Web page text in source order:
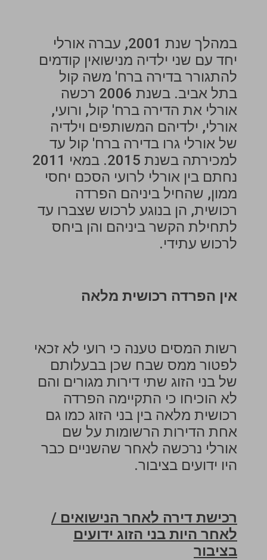
במהלך שנת 2001, עברה אורלי
יחד עם שני ילדיה מנישואין קודמים
להתגורר בדירה ברח' משה קול
בתל אביב. בשנת 2006 רכשה
אורלי את הדירה ברח' קול, ורועי,
אורלי, ילדיהם המשותפים וילדיה
של אורלי גרו בדירה ברח' קול עד
למכירתה בשנת 2015. במאי 2011
נחתם בין אורלי לרועי הסכם יחסי
ממון, שהחיל ביניהם הפרדה
רכושית, הן בנוגע לרכוש שצברו עד
לתחילת הקשר ביניהם והן ביחס
לרכוש עתידי.
אין הפרדה רכושית מלאה
רשות המסים טענה כי רועי לא זכאי
לפטור ממס שבח שכן בבעלותם
של בני הזוג שתי דירות מגורים והם
לא הוכיחו כי התקיימה הפרדה
רכושית מלאה בין בני הזוג כמו גם
אחת הדירות הרשומות על שם
אורלי נרכשה לאחר שהשניים כבר
היו ידועים בציבור.
רכישת דירה לאחר הנישואים /
לאחר היות בני הזוג ידועים
בציבור